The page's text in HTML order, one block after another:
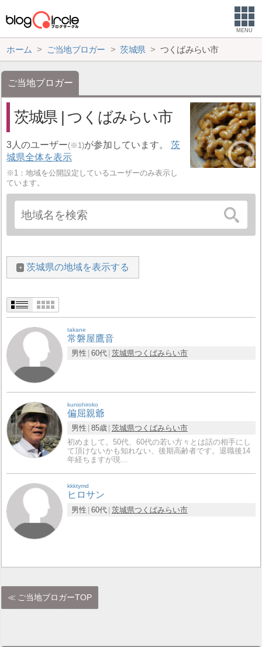
MENU
ホーム ご当地ブロガー 茨城県 つくばみらい市
ご当地ブロガー
茨城県 | つくばみらい市
3人のユーザー(※1)が参加しています。茨
城県全体を表示
※1：地域を公開設定しているユーザーのみ表示し
ています。
茨城県の地域を表示する
takane
常磐屋鷹音
男性 60代 茨城県つくばみらい市
kuniohiroko
偏屈親爺
男性 85歳 茨城県つくばみらい市
初めまして。50代、60代の若い方々とは話の相手にし
て頂けないかも知れない、後期高齢者です。退職後14
年経ちますが現…
kkktymd
ヒロサン
男性 60代 茨城県つくばみらい市
ご当地ブロガーTOP